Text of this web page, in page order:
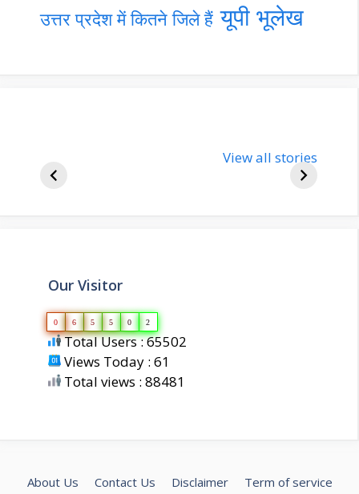
उत्तर प्रदेश में कितने जिले हैं यूपी भूलेख
bjp-india-
about
View all stories
Our Visitor
0 6 5 5 0 2
Total Users : 65502
Views Today : 61
Total views : 88481
About Us Contact Us Disclaimer Term of service